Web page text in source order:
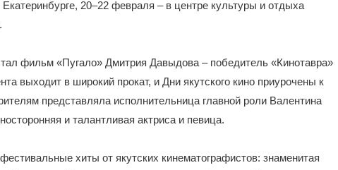
20–22 февраля – в центре культуры и отдыха
фильм «Пугало» Дмитрия Давыдова – победитель «Кинотавра»
выходит в широкий прокат, и Дни якутского кино приурочены к
представляла исполнительница главной роли Валентина
и талантливая актриса и певица.
хиты от якутских кинематографистов: знаменитая